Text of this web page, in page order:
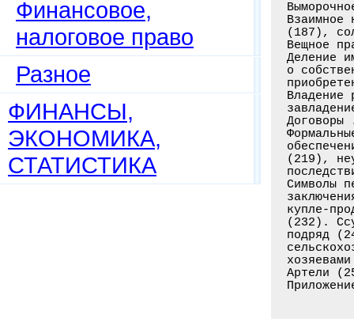
Финансовое,
налоговое право
Разное
ФИНАНСЫ,
ЭКОНОМИКА,
СТАТИСТИКА
Взаимное
(187),
Деление
о
(219),
Символы
купле-
(232).
подряд
Артели